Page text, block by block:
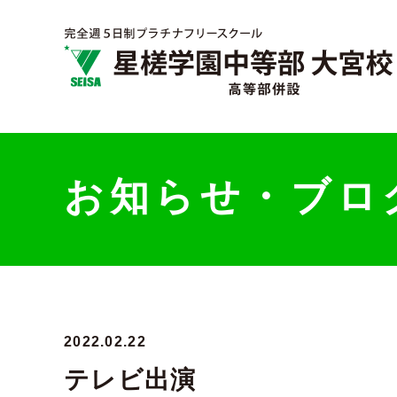
お知らせ・ブロ
2022.02.22
テレビ出演